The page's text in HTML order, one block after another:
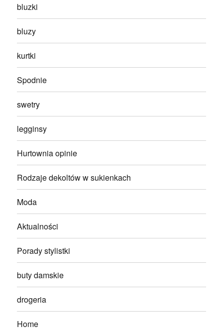
bluzki
bluzy
kurtki
Spodnie
swetry
legginsy
Hurtownia opinie
Rodzaje dekoltów w sukienkach
Moda
Aktualności
Porady stylistki
buty damskie
drogeria
Home